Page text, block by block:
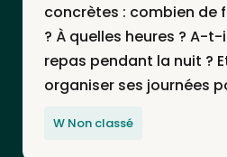
concrètes : combien de
? À quelles heures ? A-t-
repas pendant la nuit ?
organiser ses journées
W Non classé